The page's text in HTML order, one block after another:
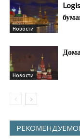
Новости
Новости